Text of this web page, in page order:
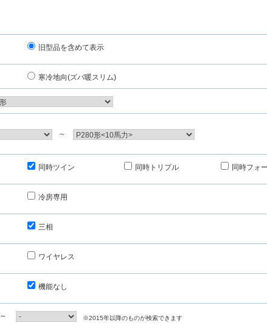
旧型品を含めて表示
寒冷地向(ズバ暖スリム)
～
同時ツイン 同時トリプル 同時フォ
冷房専用
三相
ワイヤレス
機能なし
～ ※2015年以降のものが検索できます